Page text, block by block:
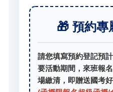
🎁 預約專
請您填寫預約登記預
要活動期間，來班報
場繳清，即贈送國考